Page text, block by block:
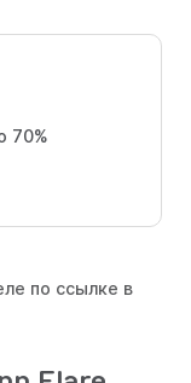
70%
по ссылке в